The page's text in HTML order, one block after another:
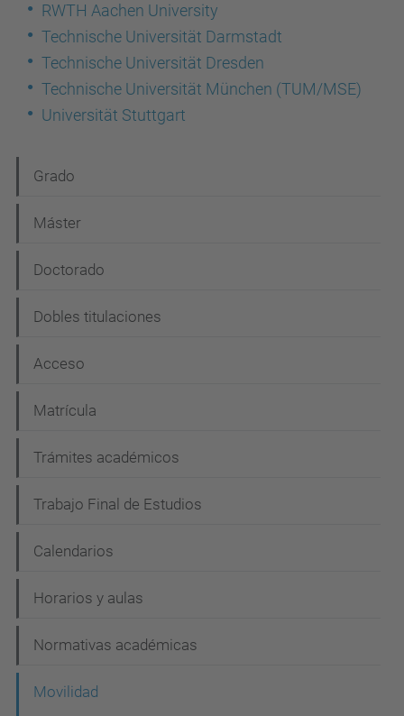
RWTH Aachen University
Technische Universität Darmstadt
Technische Universität Dresden
Technische Universität München (TUM/MSE)
Universität Stuttgart
a
v
g
a
i
ó
Grado
Máster
Doctorado
Dobles titulaciones
Acceso
Matrícula
Trámites académicos
Trabajo Final de Estudios
Calendarios
Horarios y aulas
Normativas académicas
Movilidad